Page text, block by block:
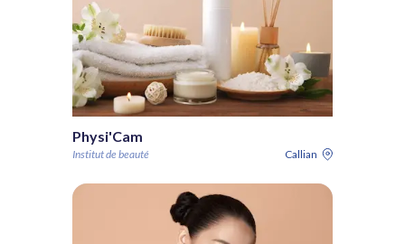
Physi'Cam
Institut de beauté Callian